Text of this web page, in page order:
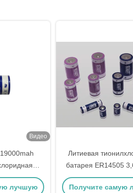
Видео
Химия Ли-
лучшую
Литиевая
батарея ER14505
мАч
Получите самую